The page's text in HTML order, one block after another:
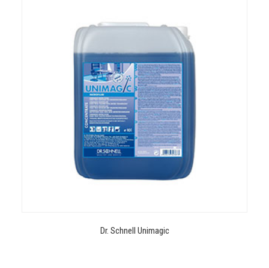
Dr. Schnell Unimagic